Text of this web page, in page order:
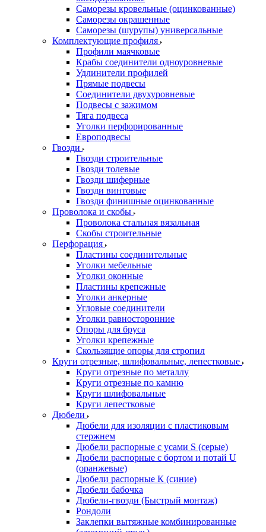
Саморезы кровельные (оцинкованные)
Саморезы окрашенные
Саморезы (шурупы) универсальные
Комплектующие профиля
Профили маячковые
Крабы соединители одноуровневые
Удлинители профилей
Прямые подвесы
Соединители двухуровневые
Подвесы с зажимом
Тяга подвеса
Уголки перфорированные
Европодвесы
Гвозди
Гвозди строительные
Гвозди толевые
Гвозди шиферные
Гвозди винтовые
Гвозди финишные оцинкованные
Проволока и скобы
Проволока стальная вязальная
Скобы строительные
Перфорация
Пластины соединительные
Уголки мебельные
Уголки оконные
Пластины крепежные
Уголки анкерные
Угловые соединители
Уголки равносторонние
Опоры для бруса
Уголки крепежные
Скользящие опоры для стропил
Круги отрезные, шлифовальные, лепестковые
Круги отрезные по металлу
Круги отрезные по камню
Круги шлифовальные
Круги лепестковые
Дюбели
Дюбели для изоляции с пластиковым
стержнем
Дюбели распорные с усами S (серые)
Дюбели распорные c бортом и потай U
(оранжевые)
Дюбели распорные К (синие)
Дюбели бабочка
Дюбели-гвозди (Быстрый монтаж)
Рондоли
Заклепки вытяжные комбинированные